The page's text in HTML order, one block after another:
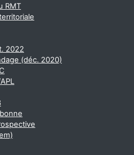
RMT
2022
(déc. 2020)